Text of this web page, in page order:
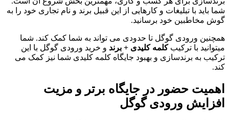
شما باید با تبلیغات و کارهایی از این قبیل برند و نام تجاری خود را به
گوش مخاطبین خود برسانید.
همچنین ورودی گوگل تا حدودی می تواند به شما کمک کند. شما
میتوانید با ترکیبکلمه کلیدی + برند و خرید ورودی گوگل با این
ترکیب به برندسازی و بهبود جایگاه کلمه کلیدی شما نیز کمک می
کند.
اهمیت حضور در جایگاه برتر و مزیت
افزایش ورودی گوگل